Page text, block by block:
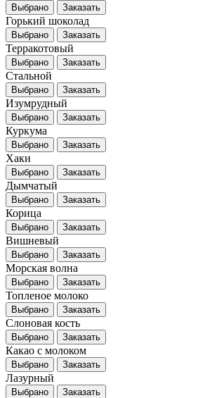
Выбрано Заказать
Горький шоколад
Выбрано Заказать
Терракотовый
Выбрано Заказать
Стальной
Выбрано Заказать
Изумрудный
Выбрано Заказать
Куркума
Выбрано Заказать
Хаки
Выбрано Заказать
Дымчатый
Выбрано Заказать
Корица
Выбрано Заказать
Вишневый
Выбрано Заказать
Морская волна
Выбрано Заказать
Топленое молоко
Выбрано Заказать
Слоновая кость
Выбрано Заказать
Какао с молоком
Выбрано Заказать
Лазурный
Выбрано Заказать